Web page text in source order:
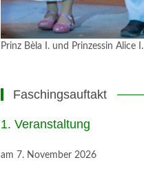
Prinz Bèla I. und Prinzessin Alice I.
Faschingsauftakt
1. Veranstaltung
am 7. November 2026